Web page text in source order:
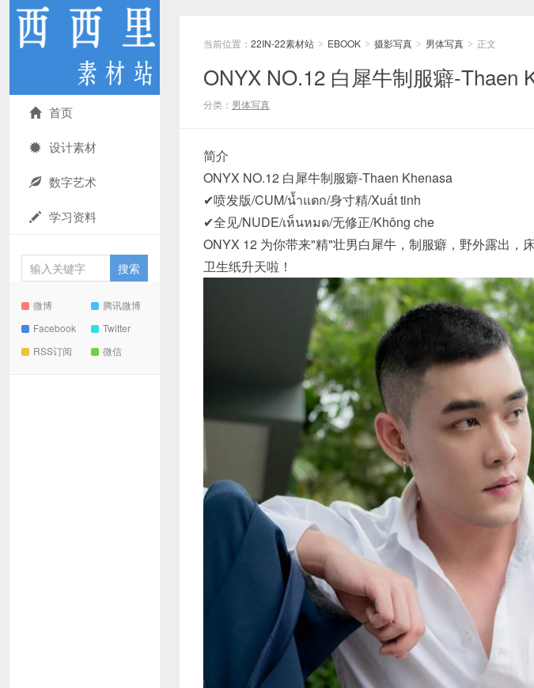
首页
设计素材
数字艺术
学习资料
微博
腾讯微博
Facebook
Twitter
RSS订阅
微信
当前位置： 22IN-22素材站 > EBOOK > 摄影写真 > 男体写真 > 正文
ONYX NO.12 白犀牛制服癖-Thaen
分类： 男体写真
简介
ONYX NO.12 白犀牛制服癖-Thaen Khenasa
✔喷发版/CUM/น้ำแตก/身寸精/Xuất tinh
✔全见/NUDE/เห็นหมด/无修正/Không che
ONYX 12 为你带来"精"壮男白犀牛，制服癖，野外露出，
卫生纸升天啦！